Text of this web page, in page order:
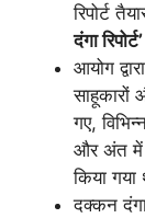
रिपोर्ट
दंगा रिपोर्ट’
आयोग
साहूकारों
गए,
और अंत में
किया गया
दक्कन